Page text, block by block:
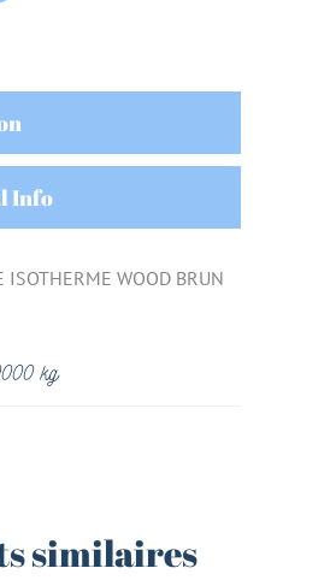
Info
ISOTHERME WOOD BRUN
kg
similaires